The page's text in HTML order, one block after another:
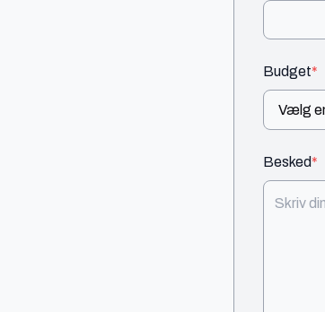
Budget*
Besked*